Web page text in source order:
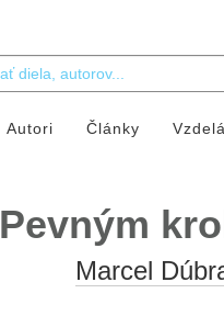
Autori Články
Pevným
Marcel